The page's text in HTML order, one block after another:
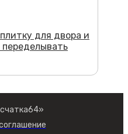
для двора и
переделывать